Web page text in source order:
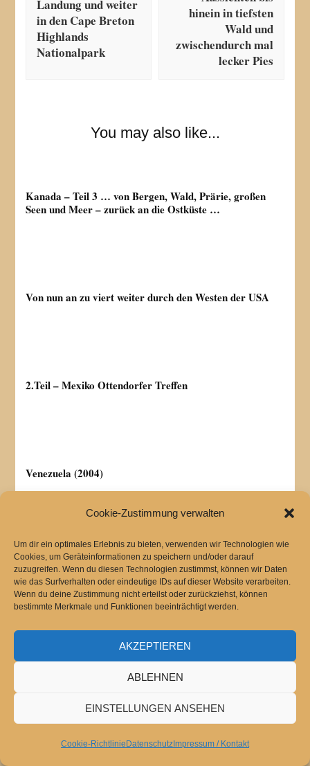
Cookie-Zustimmung verwalten
Um dir ein optimales Erlebnis zu bieten, verwenden wir Technologien wie
Cookies, um Geräteinformationen zu speichern und/oder darauf
zuzugreifen. Wenn du diesen Technologien zustimmst, können wir Daten
wie das Surfverhalten oder eindeutige IDs auf dieser Website verarbeiten.
Wenn du deine Zustimmung nicht erteilst oder zurückziehst, können
bestimmte Merkmale und Funktionen beeinträchtigt werden.
AKZEPTIEREN
ABLEHNEN
EINSTELLUNGEN ANSEHEN
Cookie-Richtlinie Datenschutz Impressum / Kontakt
Landung und weiter
in den Cape Breton
Highlands
Nationalpark
hinein in tiefsten
Wald und
zwischendurch mal
lecker Pies
You may also like...
Kanada – Teil 3 … von Bergen, Wald, Prärie, großen
Seen und Meer – zurück an die Ostküste …
Von nun an zu viert weiter durch den Westen der USA
2.Teil – Mexiko Ottendorfer Treffen
Venezuela (2004)
Peru (2004)